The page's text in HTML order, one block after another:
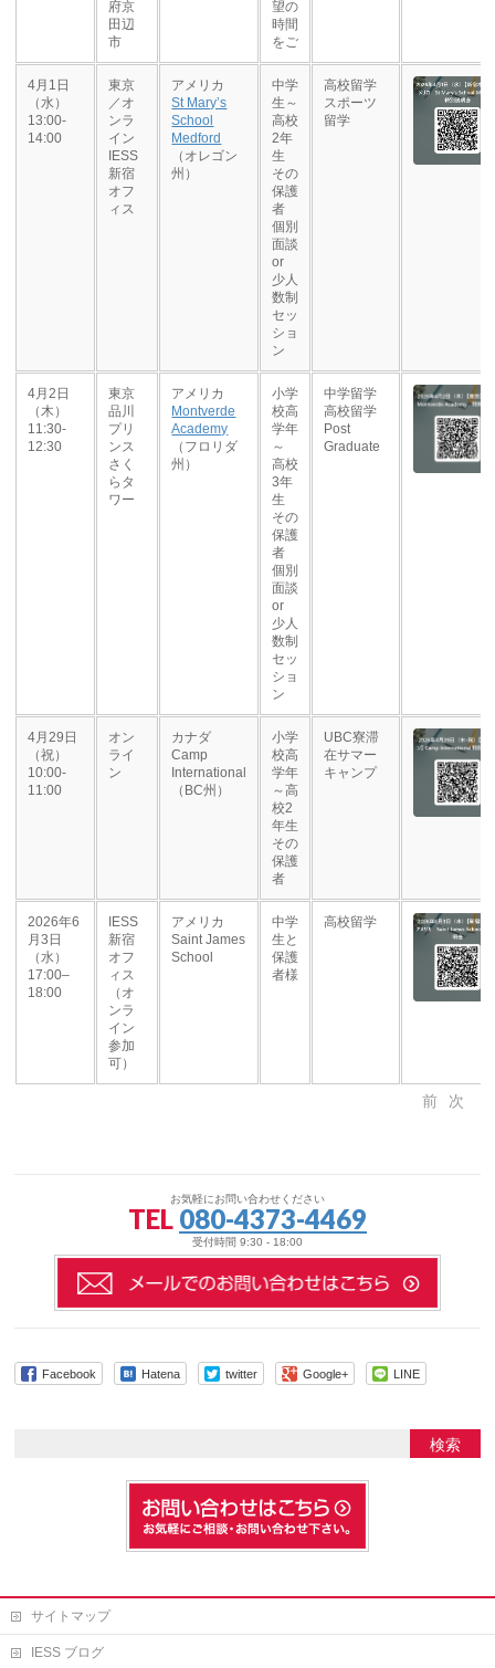
府京
田辺
市
望の
時間
をご
4月1日
（水）
13:00-
14:00
東京
／オ
ンラ
イン
IESS
新宿
オフ
ィス
アメリカ
St Mary’s
School
Medford
（オレゴン
州）
中学
生～
高校
2年
生
その
保護
者
個別
面談
or
少人
数制
セッ
ショ
ン
高校留学
スポーツ
留学
4月2日
（木）
11:30-
12:30
東京
品川
プリ
ンス
さく
らタ
ワー
アメリカ
Montverde
Academy
（フロリダ
州）
小学
校高
学年
～
高校
3年
生
その
保護
者
個別
面談
or
少人
数制
セッ
ショ
ン
中学留学
高校留学
Post
Graduate
4月29日
（祝）
10:00-
11:00
オン
ライ
ン
カナダ
Camp
International
（BC州）
小学
校高
学年
～高
校2
年生
その
保護
者
UBC寮滞
在サマー
キャンプ
2026年6
月3日
（水）
17:00–
18:00
IESS
新宿
オフ
ィス
（オ
ンラ
イン
参加
可）
アメリカ
Saint James
School
中学
生と
保護
者様
高校留学
前 次
お気軽にお問い合わせください
TEL 080-4373-4469
受付時間 9:30 - 18:00
Facebook Hatena twitter Google+ LINE
サイトマップ
IESS ブログ